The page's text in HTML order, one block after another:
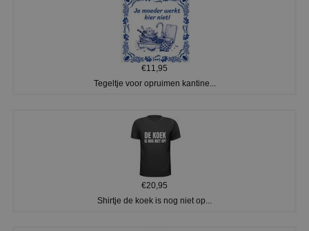
€11,95
Tegeltje voor opruimen kantine...
€20,95
Shirtje de koek is nog niet op...